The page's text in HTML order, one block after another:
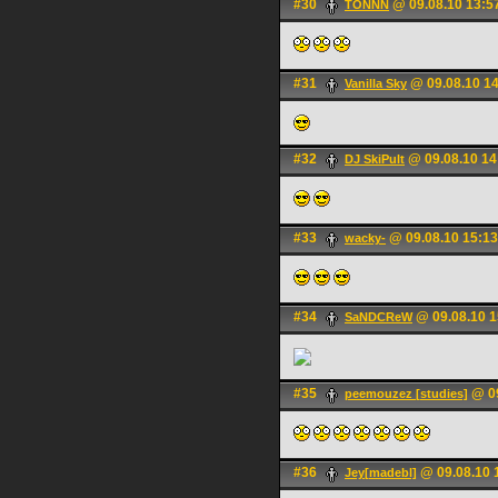
#30 TONNN @ 09.08.10
#31 Vanilla Sky @ 09.08.10
#32 DJ SkiPult @ 09.08.10
#33 wacky- @ 09.08.10 15:13
#34 SaNDCReW@ 09.08.10
#35 peemouzez [studies] @
#36 Jey[madebl] @ 09.08.10